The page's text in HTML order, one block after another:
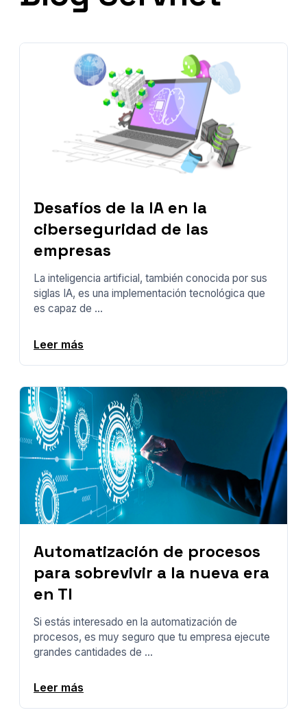
Desafíos de la IA en la
ciberseguridad de las
empresas
La inteligencia artificial, también conocida por sus
siglas IA, es una implementación tecnológica que
es capaz de ...
Leer más
Automatización de procesos
para sobrevivir a la nueva era
en TI
Si estás interesado en la automatización de
procesos, es muy seguro que tu empresa ejecute
grandes cantidades de ...
Leer más